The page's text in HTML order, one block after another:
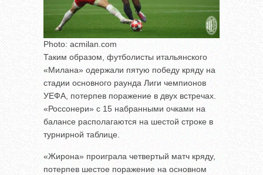
Photo: acmilan.com
Таким образом, футболисты итальянского
«Милана» одержали пятую победу кряду на
стадии основного раунда Лиги чемпионов
УЕФА, потерпев поражение в двух встречах.
«Россонери» с 15 набранными очками на
балансе располагаются на шестой строке в
турнирной таблице.
«Жирона» проиграла четвертый матч кряду,
потерпев шестое поражение на основном